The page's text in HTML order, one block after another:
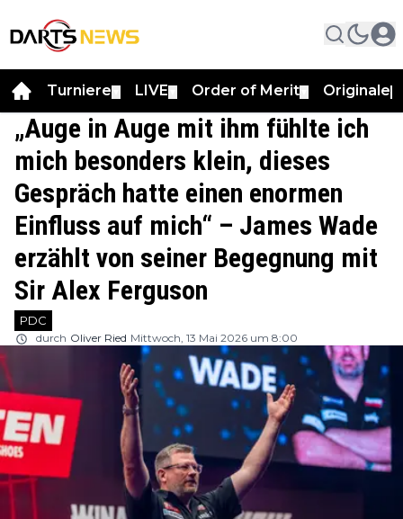
Turniere LIVE Order of Merit Originale
„Auge in Auge mit ihm fühlte ich
mich besonders klein, dieses
Gespräch hatte einen enormen
Einfluss auf mich“ – James Wade
erzählt von seiner Begegnung mit
Sir Alex Ferguson
PDC
durch Oliver Ried Mittwoch, 13 Mai 2026 um 8:00